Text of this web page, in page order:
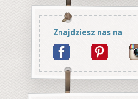
Znajdziesz nas na